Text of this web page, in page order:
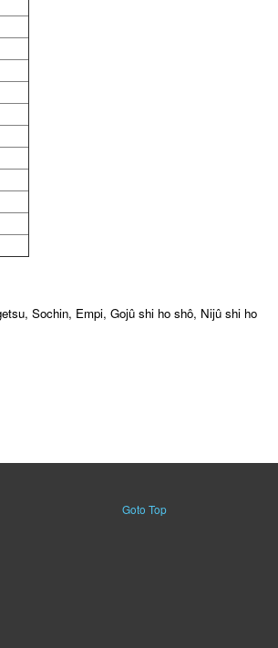
Sochin, Empi, Gojû shi ho shô, Nijû shi ho
Goto Top